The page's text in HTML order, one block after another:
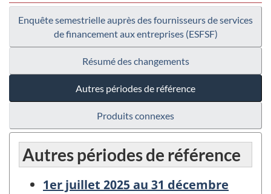
Enquête semestrielle auprès des fournisseurs de services
de financement aux entreprises (ESFSF)
Résumé des changements
Autres périodes de référence
Produits connexes
Autres périodes de référence
1er juillet 2025 au 31 décembre